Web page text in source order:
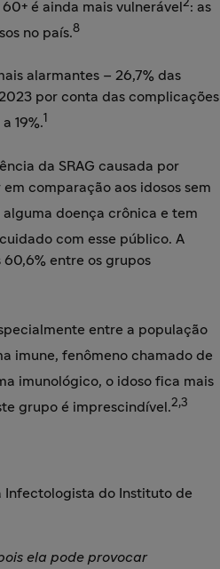
é ainda mais vulnerável
: as
no país.8
alarmantes – 26,7% das
por conta das complicações
19%.1
da SRAG causada por
comparação aos idosos sem
doença crônica e tem
com esse público. A
entre os grupos
entre a população
imune, fenômeno chamado de
imunológico, o idoso fica mais
grupo é imprescindível.2,3
Infectologista do Instituto de
ela pode provocar